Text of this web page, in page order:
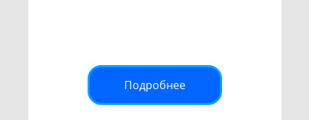
Подробнее